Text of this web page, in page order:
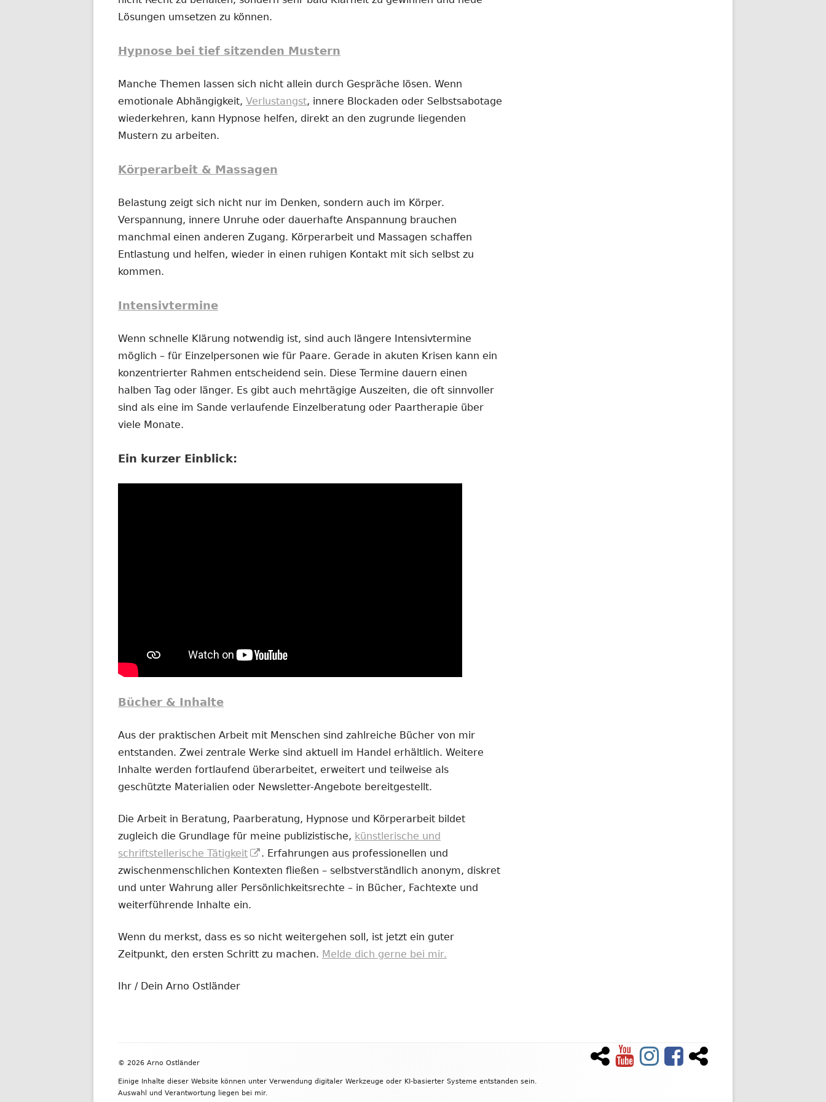
Lösungen umsetzen zu können.
Hypnose bei tief sitzenden Mustern
Manche Themen lassen sich nicht allein durch Gespräche lösen. Wenn
emotionale Abhängigkeit, Verlustangst, innere Blockaden oder Selbstsabotage
wiederkehren, kann Hypnose helfen, direkt an den zugrunde liegenden
Mustern zu arbeiten.
Körperarbeit & Massagen
Belastung zeigt sich nicht nur im Denken, sondern auch im Körper.
Verspannung, innere Unruhe oder dauerhafte Anspannung brauchen
manchmal einen anderen Zugang. Körperarbeit und Massagen schaffen
Entlastung und helfen, wieder in einen ruhigen Kontakt mit sich selbst zu
kommen.
Intensivtermine
Wenn schnelle Klärung notwendig ist, sind auch längere Intensivtermine
möglich – für Einzelpersonen wie für Paare. Gerade in akuten Krisen kann ein
konzentrierter Rahmen entscheidend sein. Diese Termine dauern einen
halben Tag oder länger. Es gibt auch mehrtägige Auszeiten, die oft sinnvoller
sind als eine im Sande verlaufende Einzelberatung oder Paartherapie über
viele Monate.
Ein kurzer Einblick:
Bücher & Inhalte
Aus der praktischen Arbeit mit Menschen sind zahlreiche Bücher von mir
entstanden. Zwei zentrale Werke sind aktuell im Handel erhältlich. Weitere
Inhalte werden fortlaufend überarbeitet, erweitert und teilweise als
geschützte Materialien oder Newsletter-Angebote bereitgestellt.
Die Arbeit in Beratung, Paarberatung, Hypnose und Körperarbeit bildet
zugleich die Grundlage für meine publizistische, künstlerische und
schriftstellerische Tätigkeit
In
neuem
Fenster
. Erfahrungen aus professionellen und
zwischenmenschlichen Kontexten fließen – selbstverständlich anonym, diskret
und unter Wahrung aller Persönlichkeitsrechte – in Bücher, Fachtexte und
weiterführende Inhalte ein.
Wenn du merkst, dass es so nicht weitergehen soll, ist jetzt ein guter
Zeitpunkt, den ersten Schritt zu machen. Melde dich gerne bei mir.
Ihr / Dein Arno Ostländer
Inhalt
© 2026 Arno Ostländer
Einige Inhalte dieser Website können unter Verwendung digitaler Werkzeuge oder KI-basierter Systeme entstanden sein.
Auswahl und Verantwortung liegen bei mir.
NewsletterYouTubeInstagramFacebookTiktok